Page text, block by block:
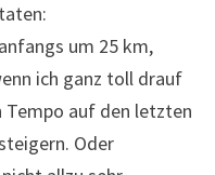
um 25 km,
ich ganz toll drauf
Tempo auf den letzten
Oder